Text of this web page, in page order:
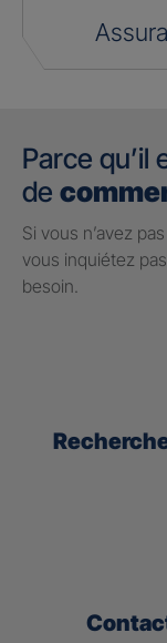
Parce qu’il
de
Si vous n’avez
vous inquiétez
besoin.